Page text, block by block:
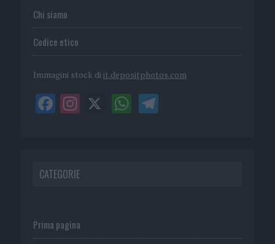
Chi siamo
Codice etico
Immagini stock di it.depositphotos.com
CATEGORIE
Prima pagina